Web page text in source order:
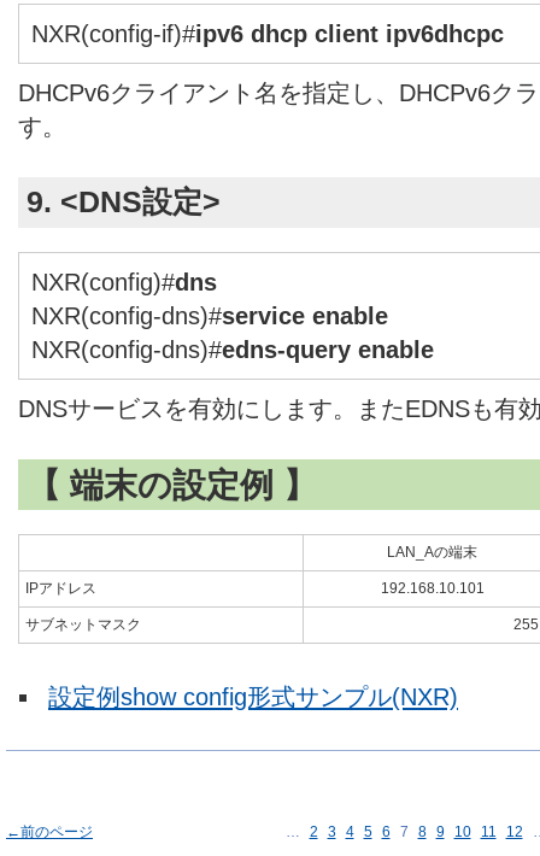
NXR(config-if)#ipv6 dhcp client ipv6dhcpc
DHCPv6クライアント名を指定し、DHCPv6ク
す。
9. <DNS設定>
NXR(config)#dns
NXR(config-dns)#service enable
NXR(config-dns)#edns-query enable
DNSサービスを有効にします。またEDNSも有
【 端末の設定例 】
LAN_Aの端末
IPアドレス 192.168.10.101
サブネットマスク
設定例show config形式サンプル(NXR)
←前のページ … 2 3 4 5 6 7 8 9 10 11 12